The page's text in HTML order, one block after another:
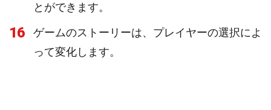
とができます。
16
ゲームのストーリーは、プレイヤーの選択によ
って変化します。